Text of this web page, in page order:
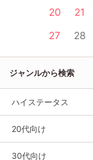
20
21
27
28
ジャンルから検索
ハイステータス
20代向け
30代向け